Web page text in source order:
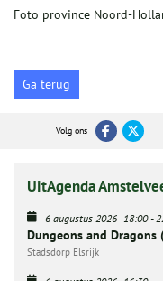
Foto province Noord-
Ga terug
Volg ons
UitAgenda
6 augustus 2026 18:00-
Dungeons and
Stadsdorp Elsrijk